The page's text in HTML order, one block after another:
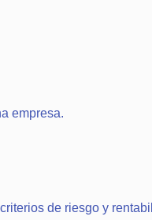
empresa.
de riesgo y